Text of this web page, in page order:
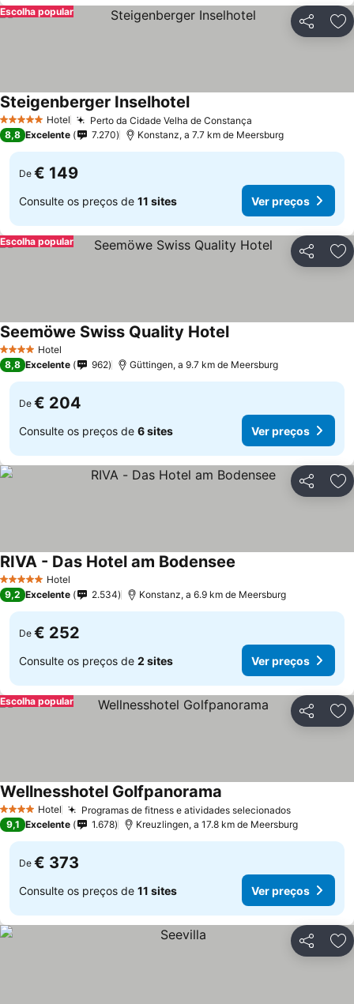
Partilhar
Escolha popular
5 Estrelas Hotel Perto da Cidade Velha de Constança
Steigenberger Inselhotel
8,8 Excelente 7.270 Konstanz, a 7.7 km de Meersburg
De € 149
Consulte os preços de 11 sites Ver preços
Partilhar
Escolha popular
4 EstrelasHotel
Seemöwe Swiss Quality Hotel
8,8 Excelente 962 Güttingen, a 9.7 km de Meersburg
De € 204
Consulte os preços de 6 sites Ver preços
Partilhar
5 Estrelas Hotel
RIVA - Das Hotel am Bodensee
9,2 Excelente 2.534 Konstanz, a 6.9 km de Meersburg
De € 252
Consulte os preços de 2 sites Ver preços
Partilhar
Escolha popular
4 EstrelasHotel Programas de fitness e atividades selecionados
Wellnesshotel Golfpanorama
9,1 Excelente 1.678 Kreuzlingen, a 17.8 km de Meersburg
De € 373
Consulte os preços de 11 sites Ver preços
Partilhar